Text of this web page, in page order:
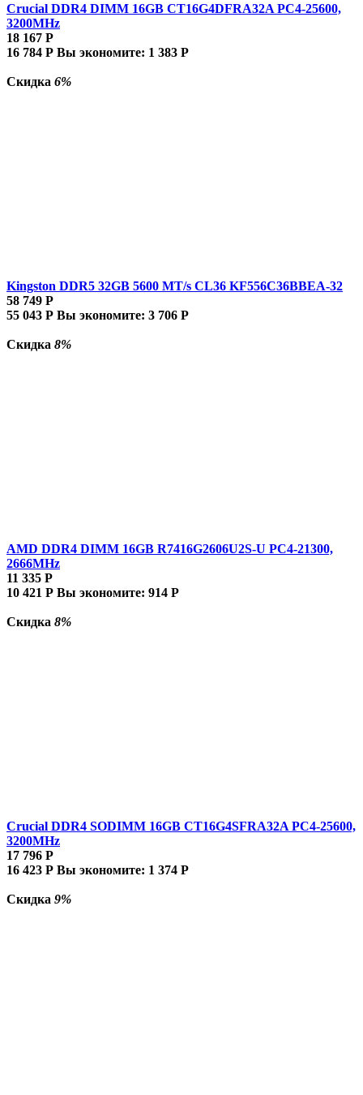
Crucial DDR4 DIMM 16GB CT16G4DFRA32A PC4-25600,
3200MHz
18 167 Р
16 784 Р Вы экономите: 1 383 Р
Скидка 6%
Kingston DDR5 32GB 5600 MT/s CL36 KF556C36BBEA-32
58 749 Р
55 043 Р Вы экономите: 3 706 Р
Скидка 8%
AMD DDR4 DIMM 16GB R7416G2606U2S-U PC4-21300,
2666MHz
11 335 Р
10 421 Р Вы экономите: 914 Р
Скидка 8%
Crucial DDR4 SODIMM 16GB CT16G4SFRA32A PC4-25600,
3200MHz
17 796 Р
16 423 Р Вы экономите: 1 374 Р
Скидка 9%